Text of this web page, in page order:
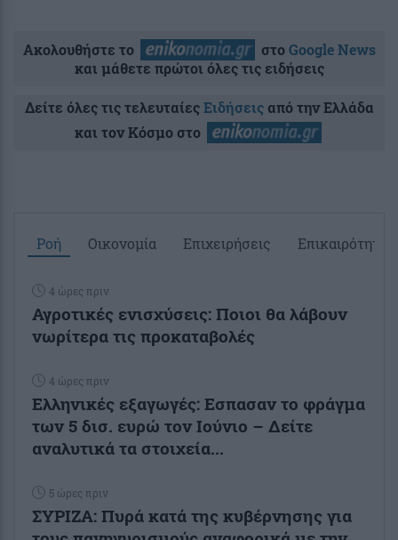
Ακολουθήστε το στοGoogle News
και μάθετε πρώτοι όλες τις ειδήσεις
Δείτε όλες τις τελευταίεςΕιδήσειςαπό την Ελλάδα
και τον Κόσμο στο
Ροή Οικονομία Επιχειρήσεις Επικαιρότητα
4 ώρες πριν
Αγροτικές ενισχύσεις: Ποιοι θα λάβουν
νωρίτερα τις προκαταβολές
4 ώρες πριν
Ελληνικές εξαγωγές: Εσπασαν το φράγμα
των 5 δισ. ευρώ τον Ιούνιο – Δείτε
αναλυτικά τα στοιχεία...
5 ώρες πριν
ΣΥΡΙΖΑ: Πυρά κατά της κυβέρνησης για